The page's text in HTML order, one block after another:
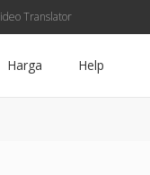
Translator
Harga Help